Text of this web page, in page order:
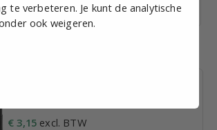
€ 3,15 excl. BTW
te verbeteren. Je kunt de analytische
ook weigeren.